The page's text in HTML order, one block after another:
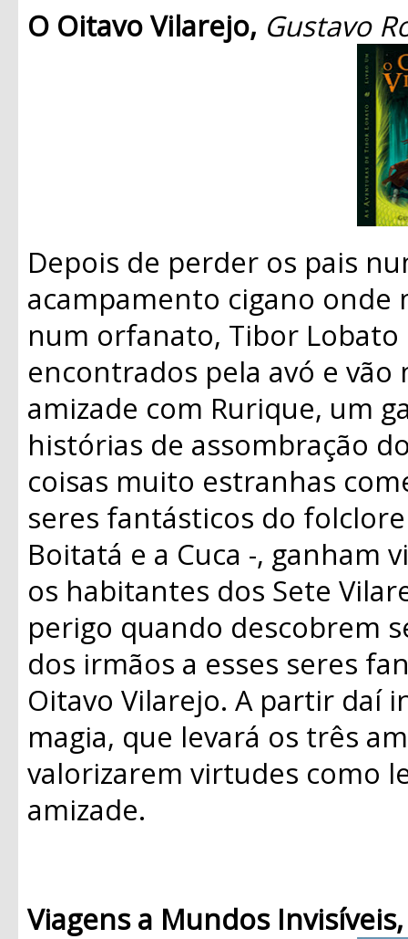
O Oitavo Vilarejo, Gustavo
Depois de perder os pais
acampamento cigano onde
num orfanato, Tibor Lobato
encontrados pela avó e
amizade com Rurique, um
histórias de assombração
coisas muito estranhas
seres fantásticos do
Boitatá e a Cuca -, ganham
os habitantes dos Sete
perigo quando descobrem
dos irmãos a esses seres
Oitavo Vilarejo. A partir daí
magia, que levará os três
valorizarem virtudes como
amizade.
Viagens a Mundos